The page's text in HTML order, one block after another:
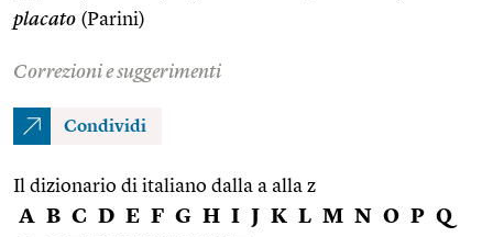
placato (Parini)
Correzioni e suggerimenti
Condividi
Il dizionario di italiano dalla a alla z
A B C D E F G H I J K L M N O P Q